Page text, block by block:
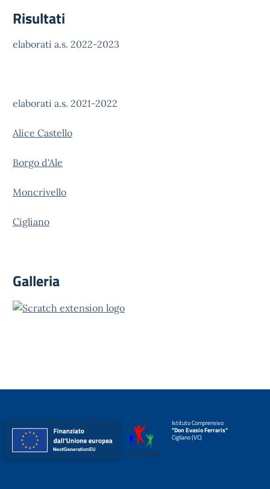
Risultati
elaborati a.s. 2022-2023
elaborati a.s. 2021-2022
Alice Castello
Borgo d'Ale
Moncrivello
Cigliano
Galleria
Istituto Comprensivo
"Don Evasio Ferraris"
Cigliano (VC)